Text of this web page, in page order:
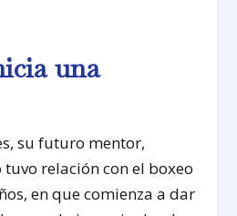
una
su futuro mentor,
relación con el boxeo
en que comienza a dar